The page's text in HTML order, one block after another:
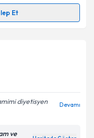
ilişkin
verilerimin belirtilen
Gönder
Et
takvimi talebi
almanız için bir
ile bilgilendireceğiz.
diyetisyen
Devamı
ve